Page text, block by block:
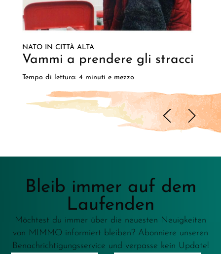
NATO IN CITTÀ ALTA
Vammi a prendere gli stracci
Tempo di lettura: 4 minuti e mezzo
Bleib immer auf dem
Laufenden
Möchtest du immer über die neuesten Neuigkeiten
von MIMMO informiert bleiben? Abonniere unseren
Benachrichtigungsservice und verpasse kein Update!